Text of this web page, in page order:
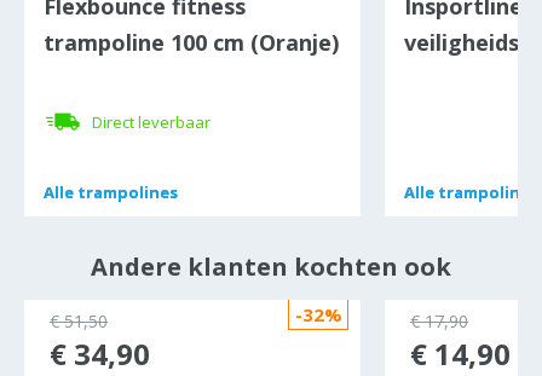
Flexbounce fitness
trampoline 100 cm (Oranje)
Direct leverbaar
Alle trampolines
Alle trampolines
Insportline
Alle trampolines
Alle trampolines
Andere klanten kochten ook
-32%
€ 51,50
€ 34,90
€ 17,90
€ 14,90